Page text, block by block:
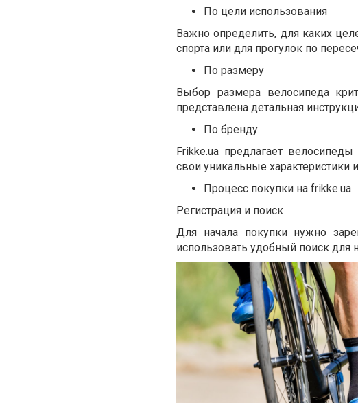
По цели использования
Важно определить, для каких
спорта или для прогулок по
По размеру
Выбор размера велосипеда
представлена детальная
По бренду
Frikke.ua предлагает
свои уникальные характеристики
Процесс покупки на frikke.ua
Регистрация и поиск
Для начала покупки нужно
использовать удобный поиск для